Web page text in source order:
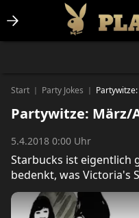
Start | Party Jokes |
Partywitze: März/
5.4.2018 0:00 Uhr
Starbucks ist eigentlich
bedenkt, was Victoria's